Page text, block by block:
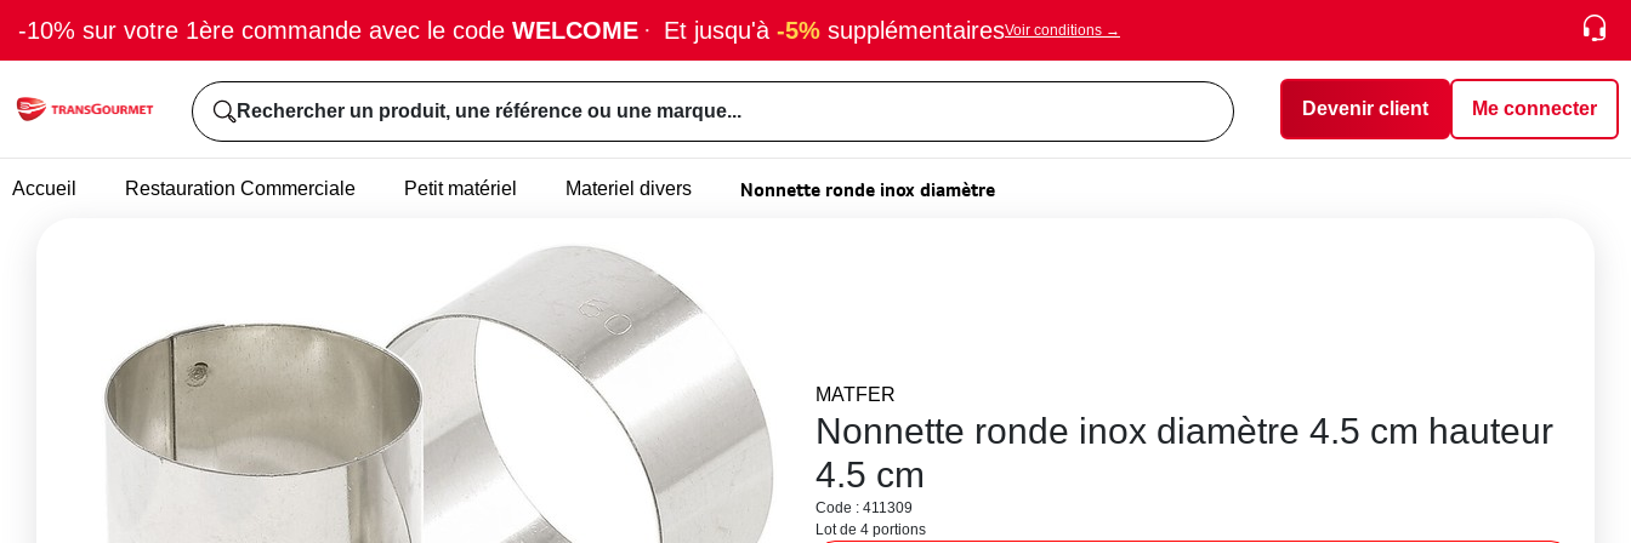
-10% sur votre 1ère commande avec le code WELCOME · Et jusqu'à -5% supplémentairesVoir conditions →
Rechercher un produit, une référence ou une marque... Devenir client Me connecter
Accueil Restauration Commerciale Petit matériel Materiel divers Nonnette ronde inox diamètre
MATFER
Nonnette ronde inox diamètre 4.5 cm hauteur
4.5 cm
Code : 411309
Lot de 4 portions